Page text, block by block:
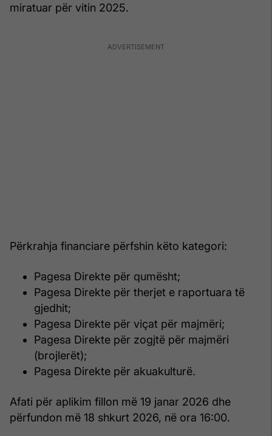
miratuar për vitin 2025.
Përkrahja financiare përfshin këto kategori:
Pagesa Direkte për qumësht;
Pagesa Direkte për therjet e raportuara të
gjedhit;
Pagesa Direkte për viçat për majmëri;
Pagesa Direkte për zogjtë për majmëri
(brojlerët);
Pagesa Direkte për akuakulturë.
Afati për aplikim fillon më 19 janar 2026 dhe
përfundon më 18 shkurt 2026, në ora 16:00.